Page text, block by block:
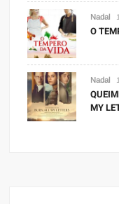
Nadal
O
Nadal
MY